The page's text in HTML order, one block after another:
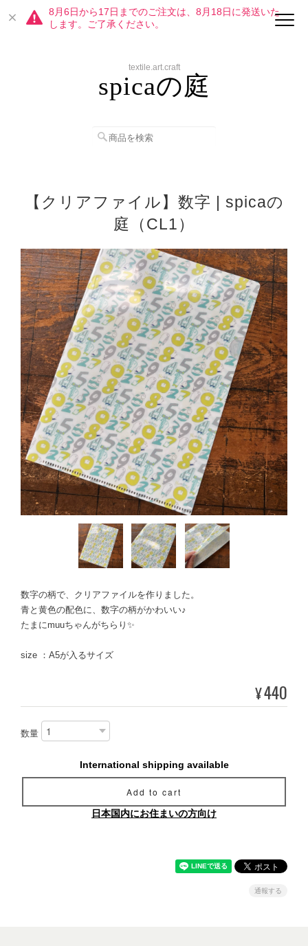
8月6日から17日までのご注文は、8月18日に発送いた
します。ご了承ください。
textile.art.craft
spicaの庭
【クリアファイル】数字 | spicaの
庭（CL1）
数字の柄で、クリアファイルを作りました。
青と黄色の配色に、数字の柄がかわいい♪
たまにmuuちゃんがちらり✨
size ：A5が入るサイズ
¥440
数量
International shipping available
Add to cart
日本国内にお住まいの方向け
通報する